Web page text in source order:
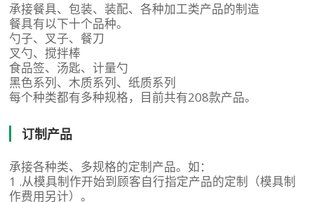
承接餐具、包装、装配、各种加工类产品的制造
餐具有以下十个品种。
勺子、叉子、餐刀
叉勺、搅拌棒
食品签、汤匙、计量勺
黑色系列、木质系列、纸质系列
每个种类都有多种规格，目前共有208款产品。
订制产品
承接各种类、多规格的定制产品。如：
1 .从模具制作开始到顾客自行指定产品的定制（模具制
作费用另计）。